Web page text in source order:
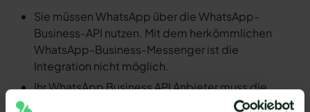
Sie müssen WhatsApp über die WhatsApp-
Business-API nutzen. Mit dem herkömmlichen
WhatsApp-Business-Messenger ist die
Integration nicht möglich.
Ihr WhatsApp Business API Anbieter muss die
nötige Software bereitstellen, um die Integration